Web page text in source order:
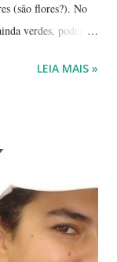
(são flores?). No
verdes, podem
amadurecendo.
dracena e
). Família das
pedaço de
muda em pouco
medicinal. ...
LEIA MAIS »